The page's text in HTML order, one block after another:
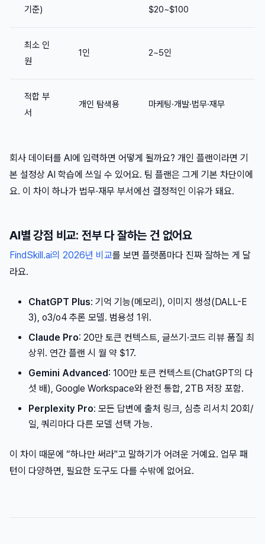
기준)
$20~$100
최소 인
원
1인 2~5인
적합 부
서
개인 탐색용 마케팅·개발·법무·재무
회사 데이터를 AI에 입력하면 어떻게 될까요? 개인 플랜이라면 기
본 설정상 AI 학습에 쓰일 수 있어요. 팀 플랜은 그게 기본 차단이에
요. 이 차이 하나가 법무·재무 부서에선 결정적인 이유가 돼요.
AI별 강점 비교: 전부 다 잘하는 건 없어요
FindSkill.ai의 2026년 비교를 보면 플랫폼마다 진짜 잘하는 게 달
라요.
ChatGPT Plus: 기억 기능(메모리), 이미지 생성(DALL-E
3), o3/o4 추론 모델. 범용성 1위.
Claude Pro: 20만 토큰 컨텍스트, 글쓰기·코드 리뷰 품질 최
상위. 연간 플랜 시 월 약 $17.
Gemini Advanced: 100만 토큰 컨텍스트(ChatGPT의 다
섯 배), Google Workspace와 완전 통합, 2TB 저장 포함.
Perplexity Pro: 모든 답변에 출처 링크, 심층 리서치 20회/
일, 쿼리마다 다른 모델 선택 가능.
이 차이 때문에 “하나만 써라"고 말하기가 어려운 거예요. 업무 패
턴이 다양하면, 필요한 도구도 다를 수밖에 없어요.